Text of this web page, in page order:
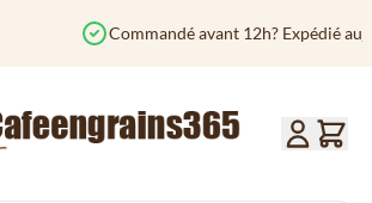
avant 12h? Expédié aujourd'hui